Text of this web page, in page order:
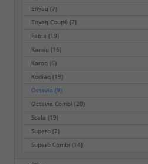
Enyaq(7)
Enyaq Coupé(7)
Fabia(19)
Kamiq(16)
Karoq(6)
Kodiaq(19)
Octavia(9)
Octavia Combi(20)
Scala(19)
Superb(2)
Superb Combi(14)